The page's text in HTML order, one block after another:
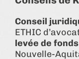
Conseil
ETHIC
levée de
Nouvelle-